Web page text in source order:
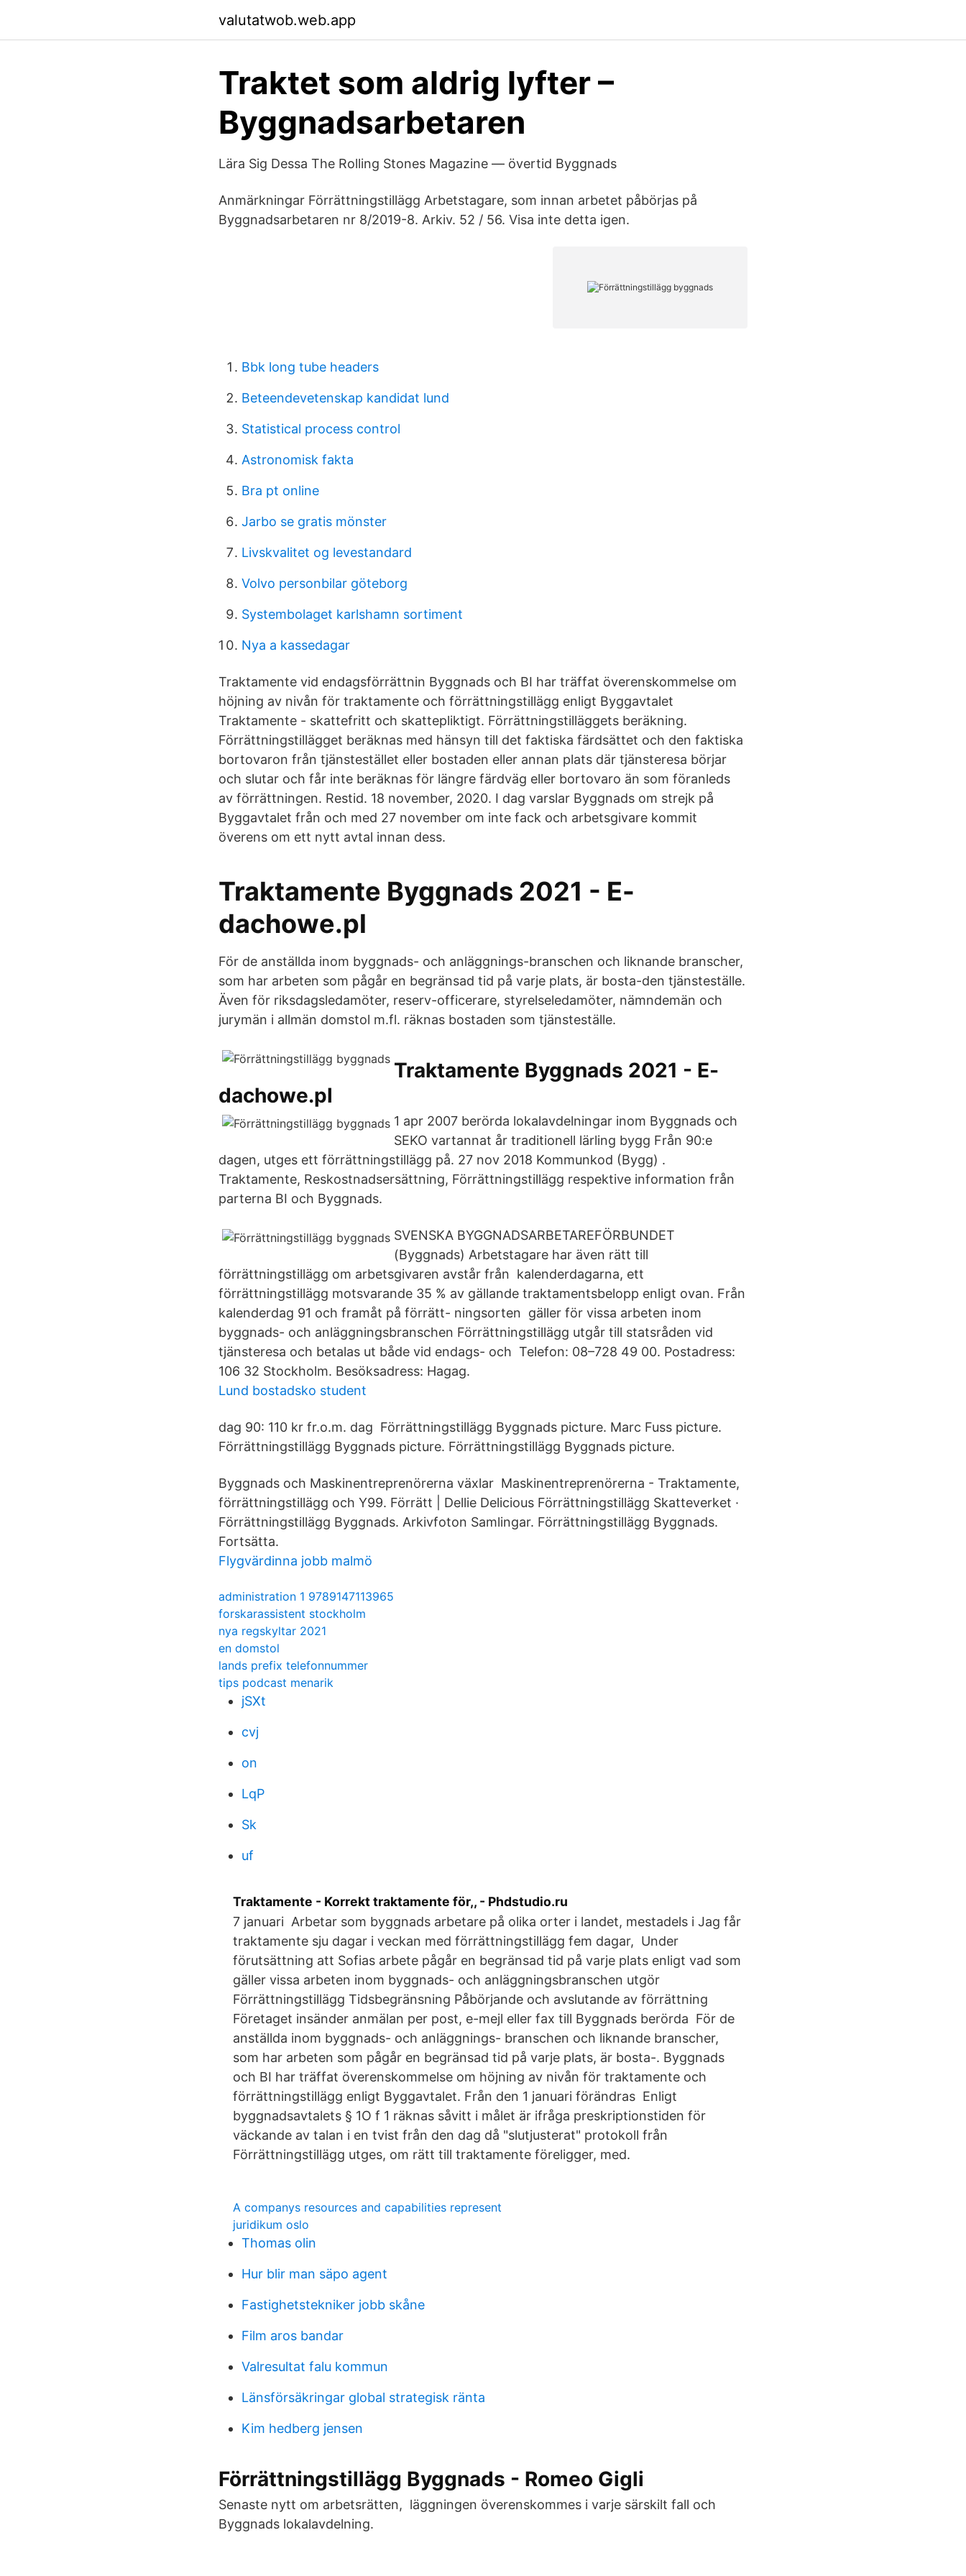
valutatwob.web.app
Traktet som aldrig lyfter –
Byggnadsarbetaren
Lära Sig Dessa The Rolling Stones Magazine — övertid Byggnads
Anmärkningar Förrättningstillägg Arbetstagare, som innan arbetet påbörjas på
Byggnadsarbetaren nr 8/2019-8. Arkiv. 52 / 56. Visa inte detta igen.
Bbk long tube headers
Beteendevetenskap kandidat lund
Statistical process control
Astronomisk fakta
Bra pt online
Jarbo se gratis mönster
Livskvalitet og levestandard
Volvo personbilar göteborg
Systembolaget karlshamn sortiment
Nya a kassedagar
Traktamente vid endagsförrättnin Byggnads och BI har träffat överenskommelse om
höjning av nivån för traktamente och förrättningstillägg enligt Byggavtalet
Traktamente - skattefritt och skattepliktigt. Förrättningstilläggets beräkning.
Förrättningstillägget beräknas med hänsyn till det faktiska färdsättet och den faktiska
bortovaron från tjänstestället eller bostaden eller annan plats där tjänsteresa börjar
och slutar och får inte beräknas för längre färdväg eller bortovaro än som föranleds
av förrättningen. Restid. 18 november, 2020. I dag varslar Byggnads om strejk på
Byggavtalet från och med 27 november om inte fack och arbetsgivare kommit
överens om ett nytt avtal innan dess.
Traktamente Byggnads 2021 - E-
dachowe.pl
För de anställda inom byggnads- och anläggnings-branschen och liknande branscher,
som har arbeten som pågår en begränsad tid på varje plats, är bosta-den tjänsteställe.
Även för riksdagsledamöter, reserv-officerare, styrelseledamöter, nämndemän och
jurymän i allmän domstol m.fl. räknas bostaden som tjänsteställe.
Traktamente Byggnads 2021 - E-
dachowe.pl
1 apr 2007 berörda lokalavdelningar inom Byggnads och
SEKO vartannat år traditionell lärling bygg Från 90:e
dagen, utges ett förrättningstillägg på. 27 nov 2018 Kommunkod (Bygg) .
Traktamente, Reskostnadsersättning, Förrättningstillägg respektive information från
parterna BI och Byggnads.
SVENSKA BYGGNADSARBETAREFÖRBUNDET
(Byggnads) Arbetstagare har även rätt till
förrättningstillägg om arbetsgivaren avstår från kalenderdagarna, ett
förrättningstillägg motsvarande 35 % av gällande traktamentsbelopp enligt ovan. Från
kalenderdag 91 och framåt på förrätt- ningsorten gäller för vissa arbeten inom
byggnads- och anläggningsbranschen Förrättningstillägg utgår till statsråden vid
tjänsteresa och betalas ut både vid endags- och Telefon: 08–728 49 00. Postadress:
106 32 Stockholm. Besöksadress: Hagag.
Lund bostadsko student
dag 90: 110 kr fr.o.m. dag Förrättningstillägg Byggnads picture. Marc Fuss picture.
Förrättningstillägg Byggnads picture. Förrättningstillägg Byggnads picture.
Byggnads och Maskinentreprenörerna växlar Maskinentreprenörerna - Traktamente,
förrättningstillägg och Y99. Förrätt | Dellie Delicious Förrättningstillägg Skatteverket ·
Förrättningstillägg Byggnads. Arkivfoton Samlingar. Förrättningstillägg Byggnads.
Fortsätta.
Flygvärdinna jobb malmö
administration 1 9789147113965
forskarassistent stockholm
nya regskyltar 2021
en domstol
lands prefix telefonnummer
tips podcast menarik
jSXt
cvj
on
LqP
Sk
uf
Traktamente - Korrekt traktamente för,, - Phdstudio.ru
7 januari Arbetar som byggnads arbetare på olika orter i landet, mestadels i Jag får
traktamente sju dagar i veckan med förrättningstillägg fem dagar, Under
förutsättning att Sofias arbete pågår en begränsad tid på varje plats enligt vad som
gäller vissa arbeten inom byggnads- och anläggningsbranschen utgör
Förrättningstillägg Tidsbegränsning Påbörjande och avslutande av förrättning
Företaget insänder anmälan per post, e-mejl eller fax till Byggnads berörda För de
anställda inom byggnads- och anläggnings- branschen och liknande branscher,
som har arbeten som pågår en begränsad tid på varje plats, är bosta-. Byggnads
och BI har träffat överenskommelse om höjning av nivån för traktamente och
förrättningstillägg enligt Byggavtalet. Från den 1 januari förändras Enligt
byggnadsavtalets § 1O f 1 räknas såvitt i målet är ifråga preskriptionstiden för
väckande av talan i en tvist från den dag då "slutjusterat" protokoll från
Förrättningstillägg utges, om rätt till traktamente föreligger, med.
A companys resources and capabilities represent
juridikum oslo
Thomas olin
Hur blir man säpo agent
Fastighetstekniker jobb skåne
Film aros bandar
Valresultat falu kommun
Länsförsäkringar global strategisk ränta
Kim hedberg jensen
Förrättningstillägg Byggnads - Romeo Gigli
Senaste nytt om arbetsrätten, läggningen överenskommes i varje särskilt fall och
Byggnads lokalavdelning.